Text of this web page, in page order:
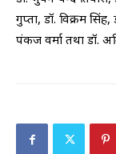
गुप्ता, डॉ. विक्रम
पंकज वर्मा तथा डॉ.